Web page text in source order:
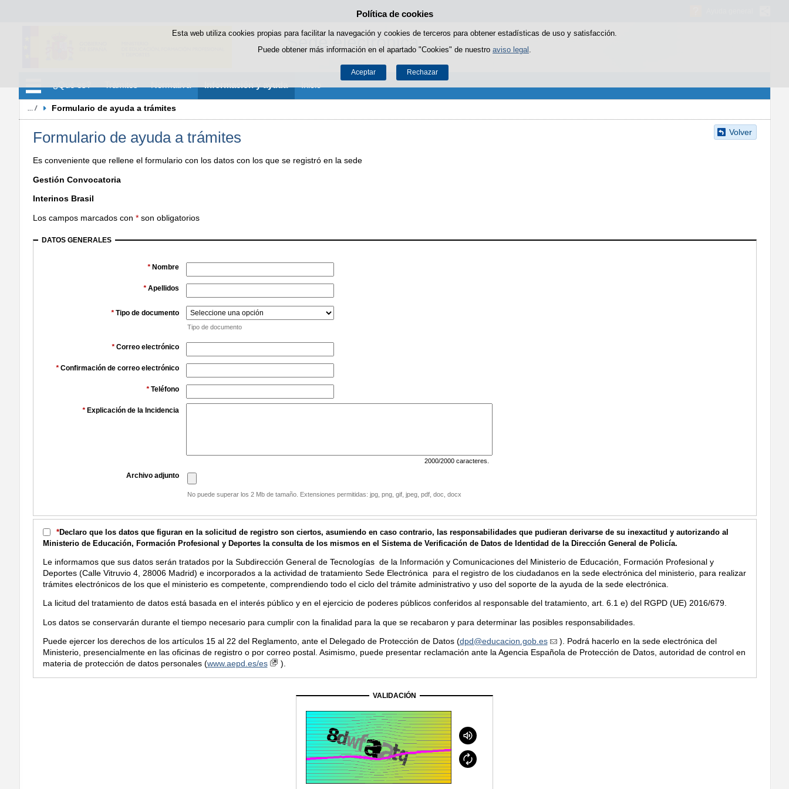
Política de cookies
Esta web utiliza cookies propias para facilitar la navegación y cookies de terceros para obtener estadísticas de uso y satisfacción.
Puede obtener más información en el apartado "Cookies" de nuestro aviso legal
Aceptar Rechazar
Saltar al contenido
Sede electrónica
Formulario de ayuda a trámites
Volver
Formulario de ayuda a trámites
Es conveniente que rellene el formulario con los datos con los que se registró en la sede
Gestión Convocatoria
Interinos Brasil
Los campos marcados con *son obligatorios
DATOS GENERALES
* Nombre
* Apellidos
* Tipo de documento
Tipo de documento
* Correo electrónico
* Confirmación de correo electrónico
* Teléfono
* Explicación de la Incidencia
2000/2000 caracteres.
Archivo adjunto
No puede superar los 2 Mb de tamaño. Extensiones permitidas: jpg, png, gif, jpeg, pdf, doc, docx
*Declaro que los datos que figuran en la solicitud de registro son ciertos, asumiendo en caso contrario, las responsabilidades que pudieran derivarse de su inexactitud y autorizando al
Ministerio de Educación, Formación Profesional y Deportes la consulta de los mismos en el Sistema de Verificación de Datos de Identidad de la Dirección General de Policía.
Le informamos que sus datos serán tratados por la Subdirección General de Tecnologías de la Información y Comunicaciones del Ministerio de Educación, Formación Profesional y
Deportes (Calle Vitruvio 4, 28006 Madrid) e incorporados a la actividad de tratamiento Sede Electrónica para el registro de los ciudadanos en la sede electrónica del ministerio, para realizar
trámites electrónicos de los que el ministerio es competente, comprendiendo todo el ciclo del trámite administrativo y uso del soporte de la ayuda de la sede electrónica.
La licitud del tratamiento de datos está basada en el interés público y en el ejercicio de poderes públicos conferidos al responsable del tratamiento, art. 6.1 e) del RGPD (UE) 2016/679.
Los datos se conservarán durante el tiempo necesario para cumplir con la finalidad para la que se recabaron y para determinar las posibles responsabilidades.
Puede ejercer los derechos de los artículos 15 al 22 del Reglamento, ante el Delegado de Protección de Datos (dpd@educacion.gob.es
). Podrá hacerlo en la sede electrónica del
Ministerio, presencialmente en las oficinas de registro o por correo postal. Asimismo, puede presentar reclamación ante la Agencia Española de Protección de Datos, autoridad de control en
materia de protección de datos personales (www.aepd.es/es ).
VALIDACIÓN